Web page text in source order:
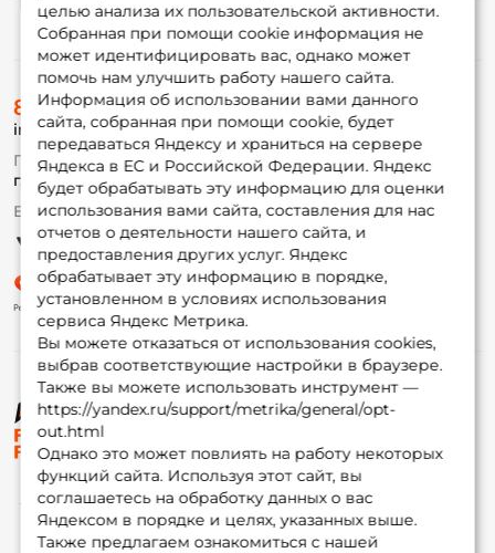
целью анализа их пользовательской активности.
Собранная при помощи cookie информация не
может идентифицировать вас, однако может
помочь нам улучшить работу нашего сайта.
Информация об использовании вами данного
сайта, собранная при помощи cookie, будет
передаваться Яндексу и храниться на сервере
Яндекса в ЕС и Российской Федерации. Яндекс
будет обрабатывать эту информацию для оценки
использования вами сайта, составления для нас
отчетов о деятельности нашего сайта, и
предоставления других услуг. Яндекс
обрабатывает эту информацию в порядке,
установленном в условиях использования
сервиса Яндекс Метрика.
Вы можете отказаться от использования cookies,
выбрав соответствующие настройки в браузере.
Также вы можете использовать инструмент —
https://yandex.ru/support/metrika/general/opt-
out.html
Однако это может повлиять на работу некоторых
функций сайта. Используя этот сайт, вы
соглашаетесь на обработку данных о вас
Яндексом в порядке и целях, указанных выше.
Также предлагаем ознакомиться с нашей
© ФоксФишинг, 2009-2026
Информация
О магазине
Доставка
Оплата
Fox-bonus
Гуру
Партнерская программа
8 (495) 532-77-88
info@foxfishing.ru
По вопросам с заказом
г. Москва, ул. Плеханова д.7
Ежедневно 10:00 до 20:00